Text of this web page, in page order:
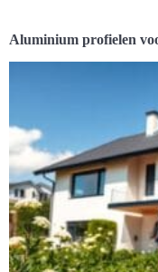
Aluminium profielen